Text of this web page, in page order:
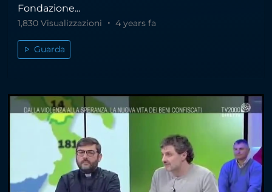
Fondazione...
1,830 Visualizzazioni 4 years fa
Guarda